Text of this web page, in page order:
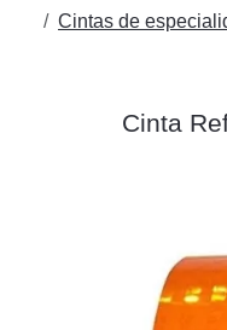
Cintas de
Cinta